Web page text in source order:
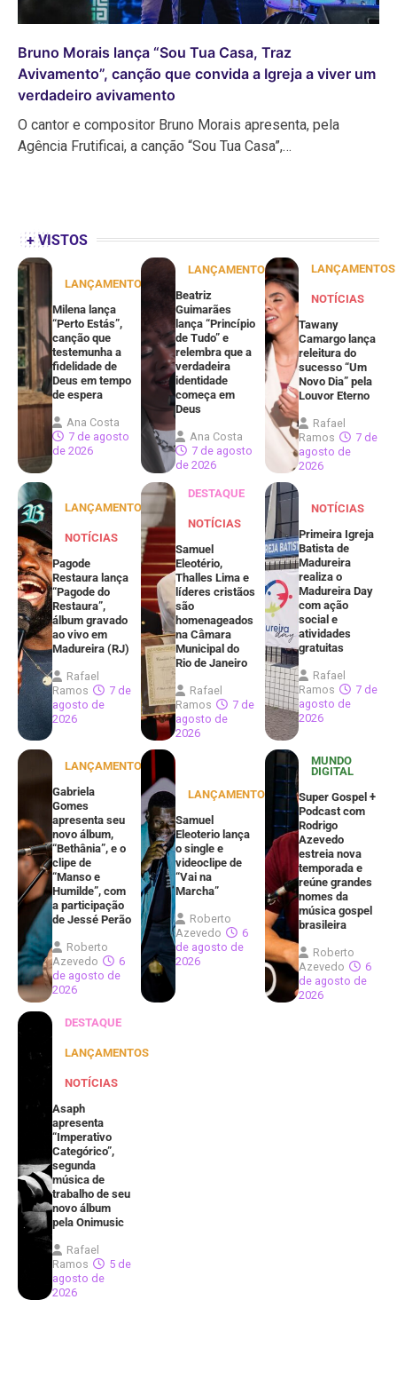
Bruno Morais lança “Sou Tua Casa, Traz
Avivamento”, canção que convida a Igreja a viver um
verdadeiro avivamento
O cantor e compositor Bruno Morais apresenta, pela
Agência Frutificai, a canção “Sou Tua Casa”,…
+ VISTOS
LANÇAMENTOS
Milena lança
“Perto Estás”,
canção que
testemunha a
fidelidade de
Deus em tempo
de espera
Ana Costa
7 de agosto
de 2026
LANÇAMENTOS
Beatriz
Guimarães
lança “Princípio
de Tudo” e
relembra que a
verdadeira
identidade
começa em
Deus
Ana Costa
7 de agosto
de 2026
LANÇAMENTOS
NOTÍCIAS
Tawany
Camargo lança
releitura do
sucesso “Um
Novo Dia” pela
Louvor Eterno
Rafael
Ramos
7 de
agosto de
2026
LANÇAMENTOS
NOTÍCIAS
Pagode
Restaura lança
“Pagode do
Restaura”,
álbum gravado
ao vivo em
Madureira (RJ)
Rafael
Ramos
7 de
agosto de
2026
DESTAQUE
NOTÍCIAS
Samuel
Eleotério,
Thalles Lima e
líderes cristãos
são
homenageados
na Câmara
Municipal do
Rio de Janeiro
Rafael
Ramos
7 de
agosto de
2026
NOTÍCIAS
Primeira Igreja
Batista de
Madureira
realiza o
Madureira Day
com ação
social e
atividades
gratuitas
Rafael
Ramos
7 de
agosto de
2026
LANÇAMENTOS
Gabriela
Gomes
apresenta seu
novo álbum,
“Bethânia”, e o
clipe de
“Manso e
Humilde”, com
a participação
de Jessé Perão
Roberto
Azevedo
6
de agosto de
2026
LANÇAMENTOS
Samuel
Eleoterio lança
o single e
videoclipe de
“Vai na
Marcha”
Roberto
Azevedo
6
de agosto de
2026
MUNDO
DIGITAL
Super Gospel +
Podcast com
Rodrigo
Azevedo
estreia nova
temporada e
reúne grandes
nomes da
música gospel
brasileira
Roberto
Azevedo
6
de agosto de
2026
DESTAQUE
LANÇAMENTOS
NOTÍCIAS
Asaph
apresenta
“Imperativo
Categórico”,
segunda
música de
trabalho de seu
novo álbum
pela Onimusic
Rafael
Ramos
5 de
agosto de
2026